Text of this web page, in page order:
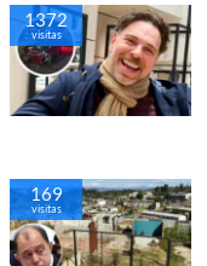
1372
visitas
169
visitas